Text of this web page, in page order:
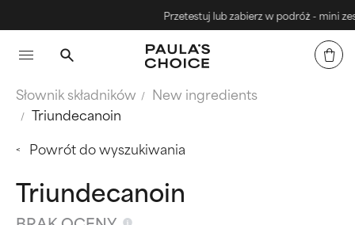
Przetestuj lub zabierz w podróż - mini
Słownik składników
New ingredients
Triundecanoin
Powrót do wyszukiwania
Triundecanoin